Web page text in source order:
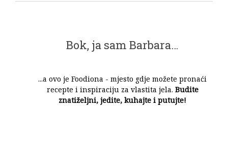
Bok, ja sam Barbara…
...a ovo je Foodiona - mjesto gdje možete pronaći
recepte i inspiraciju za vlastita jela. Budite
znatiželjni, jedite, kuhajte i putujte!